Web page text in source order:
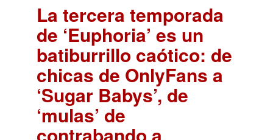
La tercera temporada
de ‘Euphoria’ es un
batiburrillo caótico: de
chicas de OnlyFans a
‘Sugar Babys’, de
‘mulas’ de
contrabando a